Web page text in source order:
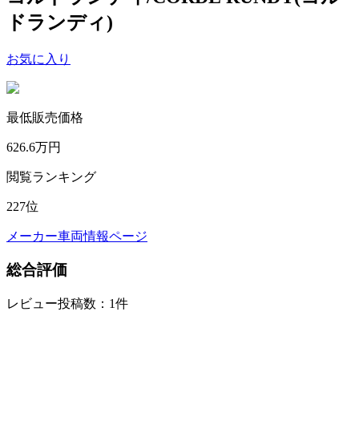
ドランディ)
お気に入り
最低販売価格
626.6万円
閲覧ランキング
227位
メーカー車両情報ページ
総合評価
レビュー投稿数：1件